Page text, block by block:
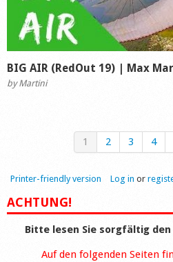
BIG AIR (RedOut 19) | Max
byMartini
1 2 3 4
Printer-friendly version Log in or
ACHTUNG!
Bitte lesen Sie sorgfältig
Auf den folgenden Seiten